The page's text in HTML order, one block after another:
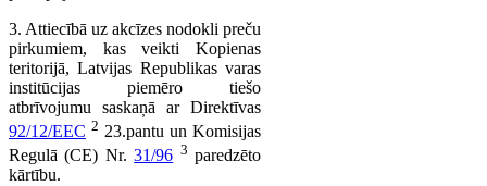
3. Attiecībā uz akcīzes nodokli preču
pirkumiem, kas veikti Kopienas
teritorijā, Latvijas Republikas varas
institūcijas piemēro tiešo
atbrīvojumu saskaņā ar Direktīvas
92/12/EEC 2 23.pantu un Komisijas
Regulā (CE) Nr.31/96 3 paredzēto
kārtību.